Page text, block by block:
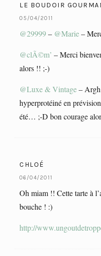
LE BOUDOIR
05/04/2011
@29999– @Marie–
@clÃ©m’ – Merci
alors !! ;-)
@Luxe & Vintage–
hyperprotéiné en
été… ;-D bon courage
CHLOÉ
06/04/2011
Oh miam !! Cette tarte à
bouche ! :)
http://